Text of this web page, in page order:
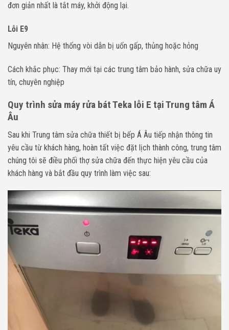
đơn giản nhất là tắt máy, khởi động lại.
Lỗi E9
Nguyên nhân: Hệ thống vòi dẫn bị uốn gấp, thủng hoặc hỏng
Cách khắc phục: Thay mới tại các trung tâm bảo hành, sửa chữa uy
tín, chuyên nghiệp
Quy trình sửa máy rửa bát Teka lỗi E tại Trung tâm Á
Âu
Sau khi Trung tâm sửa chữa thiết bị bếp Á Âu tiếp nhận thông tin
yêu cầu từ khách hàng, hoàn tất việc đặt lịch thành công, trung tâm
chúng tôi sẽ điều phối thợ sửa chữa đến thực hiện yêu cầu của
khách hàng và bắt đầu quy trình làm việc sau: